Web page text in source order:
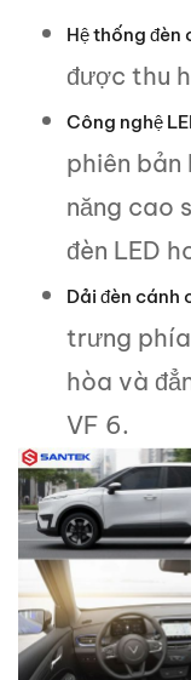
Hệ thống đèn
được thu
Công nghệ
phiên
năng cao
đèn LED
Dải đèn cánh
trưng
hòa và
VF 6.